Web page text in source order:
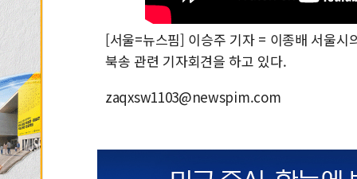
[서울=뉴스핌] 이승주 기자 = 이종배 서울시
북송 관련 기자회견을 하고 있다.
zaqxsw1103@newspim.com